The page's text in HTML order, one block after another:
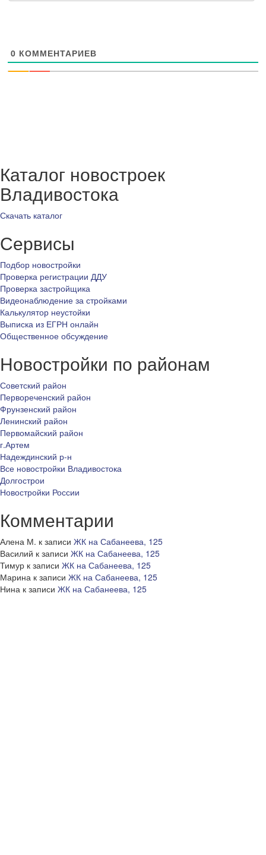
0 КОММЕНТАРИЕВ
Каталог новостроек
Владивостока
Скачать каталог
Сервисы
Подбор новостройки
Проверка регистрации ДДУ
Проверка застройщика
Видеонаблюдение за стройками
Калькулятор неустойки
Выписка из ЕГРН онлайн
Общественное обсуждение
Новостройки по районам
Советский район
Первореченский район
Фрунзенский район
Ленинский район
Первомайский район
г.Артем
Надеждинский р-н
Все новостройки Владивостока
Долгострои
Новостройки России
Комментарии
Алена М. к записи ЖК на Сабанеева, 125
Василий к записи ЖК на Сабанеева, 125
Тимур к записи ЖК на Сабанеева, 125
Марина к записи ЖК на Сабанеева, 125
Нина к записи ЖК на Сабанеева, 125